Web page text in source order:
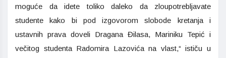
moguće da idete toliko daleko da zloupotrebljavate
studente kako bi pod izgovorom slobode kretanja i
ustavnih prava doveli Dragana Đilasa, Mariniku Tepić i
večitog studenta Radomira Lazovića na vlast,“ ističu u